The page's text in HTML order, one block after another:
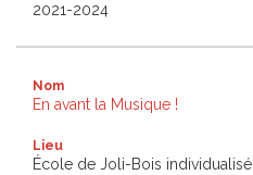
2021-2024
Nom
En avant la Musique !
Lieu
École de Joli-Bois individualisé